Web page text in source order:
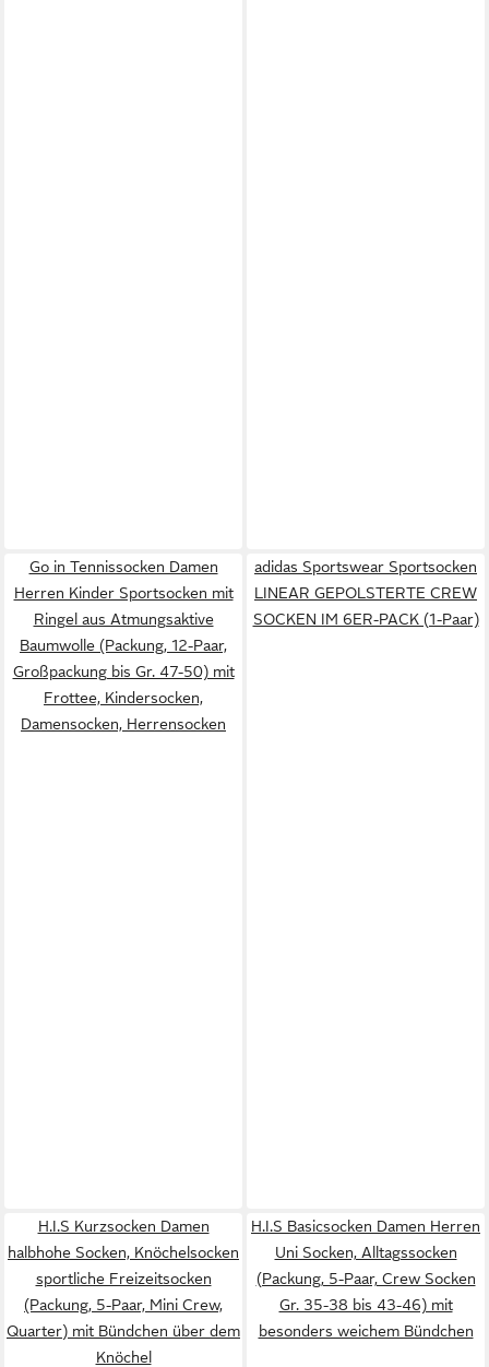
Go in Tennissocken Damen
Herren Kinder Sportsocken mit
Ringel aus Atmungsaktive
Baumwolle (Packung, 12-Paar,
Großpackung bis Gr. 47-50) mit
Frottee, Kindersocken,
Damensocken, Herrensocken
adidas Sportswear Sportsocken
LINEAR GEPOLSTERTE CREW
SOCKEN IM 6ER-PACK (1-Paar)
H.I.S Kurzsocken Damen
halbhohe Socken, Knöchelsocken
sportliche Freizeitsocken
(Packung, 5-Paar, Mini Crew,
Quarter) mit Bündchen über dem
Knöchel
H.I.S Basicsocken Damen Herren
Uni Socken, Alltagssocken
(Packung, 5-Paar, Crew Socken
Gr. 35-38 bis 43-46) mit
besonders weichem Bündchen